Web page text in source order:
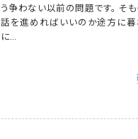
う争わない以前の問題です。 そも
話を進めればいいのか途方に暮
に...